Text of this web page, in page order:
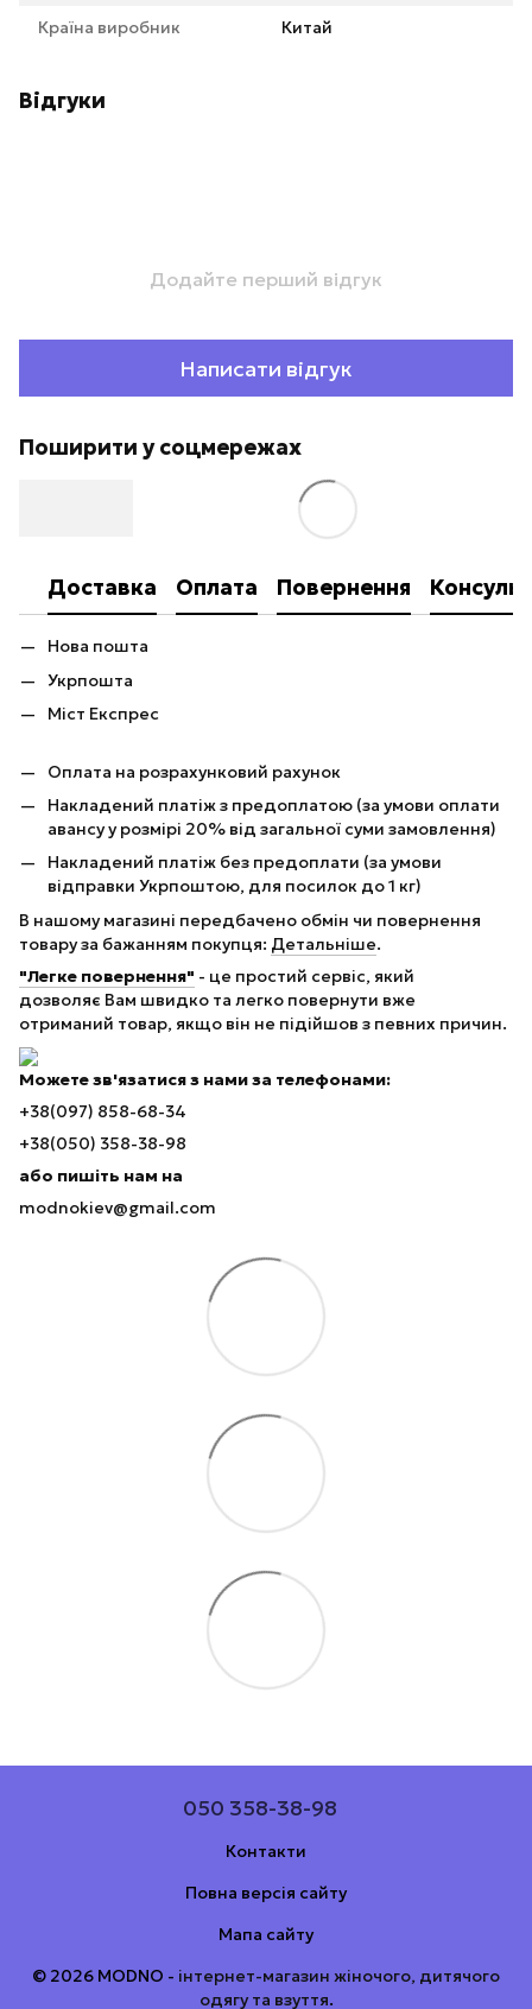
Країна виробник Китай
Відгуки
Додайте перший відгук
Написати відгук
Поширити у соцмережах
Доставка Оплата Повернення
Нова пошта
Укрпошта
Міст Експрес
Оплата на розрахунковий рахунок
Накладений платіж з предоплатою (за умови оплати
авансу у розмірі 20% від загальної суми замовлення)
Накладений платіж без предоплати (за умови
відправки Укрпоштою, для посилок до 1 кг)
В нашому магазині передбачено обмін чи повернення
товару за бажанням покупця: Детальніше.
"Легке повернення" - це простий сервіс, який
дозволяє Вам швидко та легко повернути вже
отриманий товар, якщо він не підійшов з певних причин.
Можете зв'язатися з нами за телефонами:
+38(097) 858-68-34
+38(050) 358-38-98
або пишіть нам на
modnokiev@gmail.com
050 358-38-98
Контакти
Повна версія сайту
Мапа сайту
© 2026 MODNO - інтернет-магазин жіночого, дитячого
одягу та взуття.